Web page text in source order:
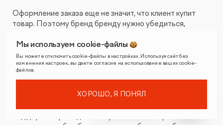
Оформление заказа еще не значит, что клиент купит
товар. Поэтому бренд бренду нужно убедиться,
примерки. Модели обуви подробно изучаются
технологами, а затем всю полезную для клиентов
информацию из их анализа переносят на страницы
карточек товара.
Мы используем cookie-файлы
Вы можете отключить cookie-файлы в настройках. Используя сайт без
изменения настроек, вы даете согласие на использование ваших cookie-
файлов.
ХОРОШО, Я ПОНЯЛ